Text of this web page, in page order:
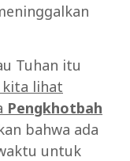
Tuhan itu
kita lihat
Pengkhotbah
bahwa ada
untuk